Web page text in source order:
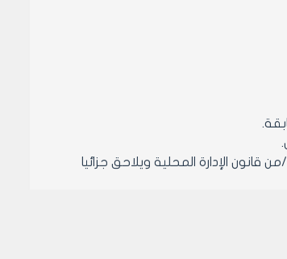
مادة 7ــيعاقب مخالفو أحكام هذا القرار بالحد الأقصى من الغرامة المنصوص عليها بالمادة /111/من قانون الإدارة المحلية ويلاحق جزائيا